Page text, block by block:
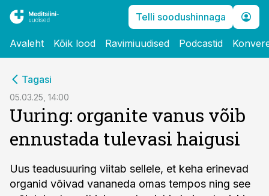
Telli soodushinnaga
Avaleht Kõik lood Ravimiuudised Podcastid
Tagasi
05.03.25, 14:00
Uuring: organite vanus võib
ennustada tulevasi haigusi
Uus teadusuuring viitab sellele, et keha erinevad
organid võivad vananeda omas tempos ning see